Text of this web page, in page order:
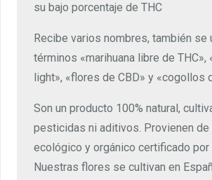
su bajo porcentaje de THC
Recibe varios nombres, también se
términos «marihuana libre de THC»,
light», «flores de CBD» y «cogollos
Son un producto 100% natural,
pesticidas ni aditivos. Provienen de
ecológico y orgánico certificado por
Nuestras flores se cultivan en